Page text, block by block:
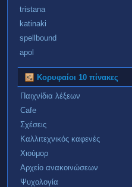
tristana
katinaki
spellbound
apol
Κορυφαίοι 10 πίνακες
Παιχνίδια λέξεων
Cafe
Σχέσεις
Καλλιτεχνικός καφενές
Χιούμορ
Αρχείο ανακοινώσεων
Ψυχολογία